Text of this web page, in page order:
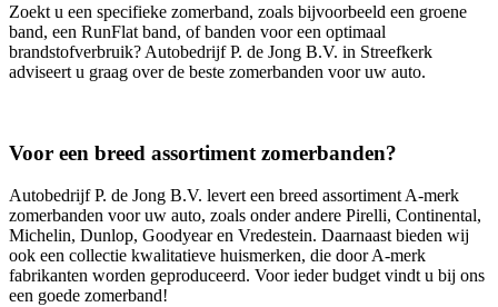
Zoekt u een specifieke zomerband, zoals bijvoorbeeld een groene
band, een RunFlat band, of banden voor een optimaal
brandstofverbruik? Autobedrijf P. de Jong B.V. in Streefkerk
adviseert u graag over de beste zomerbanden voor uw auto.
Voor een breed assortiment zomerbanden?
Autobedrijf P. de Jong B.V. levert een breed assortiment A-merk
zomerbanden voor uw auto, zoals onder andere Pirelli, Continental,
Michelin, Dunlop, Goodyear en Vredestein. Daarnaast bieden wij
ook een collectie kwalitatieve huismerken, die door A-merk
fabrikanten worden geproduceerd. Voor ieder budget vindt u bij ons
een goede zomerband!